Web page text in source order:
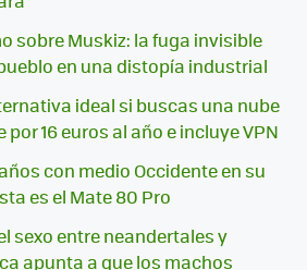
sobre Muskiz: la fuga invisible
en una distopía industrial
ideal si buscas una nube
por 16 euros al año e incluye VPN
con medio Occidente en su
es el Mate 80 Pro
sexo entre neandertales y
apunta a que los machos